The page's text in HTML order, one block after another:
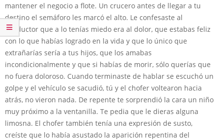
mantener el negocio a flote. Un crucero antes de llegar a tu
destino el semáforo les marcó el alto. Le confesaste al
conductor que a lo tenías miedo era al dolor, que estabas feliz
con lo que habías logrado en la vida y que lo único que
extrañarías sería a tus hijos, que los amabas
incondicionalmente y que si habías de morir, sólo querías que
no fuera doloroso. Cuando terminaste de hablar se escuchó un
golpe y el vehículo se sacudió, tú y el chofer voltearon hacia
atrás, no vieron nada. De repente te sorprendió la cara un niño
muy próximo a la ventanilla. Te pedia que le dieras alguna
limosna. El chofer también tenía una expresión de susto,
creíste que lo había asustado la aparición repentina del